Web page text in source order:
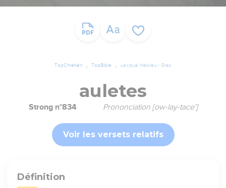
TopChrétien TopBible Lexique Hébreu / Grec
auletes
Strong n°834 Prononciation [ow-lay-tace']
Voir les versets relatifs
Définition